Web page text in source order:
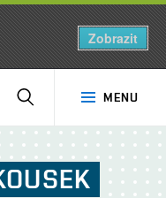
MENU
Zobrazit